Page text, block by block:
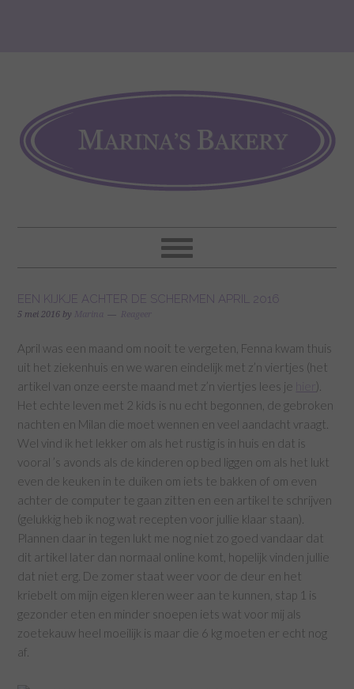
EEN KIJKJE ACHTER DE SCHERMEN APRIL 2016
5 mei 2016 by Marina Reageer
April was een maand om nooit te vergeten, Fenna kwam thuis
uit het ziekenhuis en we waren eindelijk met z’n viertjes (het
artikel van onze eerste maand met z’n viertjes lees je
).
Het echte leven met 2 kids is nu echt begonnen, de gebroken
nachten en Milan die moet wennen en veel aandacht vraagt.
Wel vind ik het lekker om als het rustig is in huis en dat is
vooral ’s avonds als de kinderen op bed liggen om als het lukt
even de keuken in te duiken om iets te bakken of om even
achter de computer te gaan zitten en een artikel te schrijven
(gelukkig heb ik nog wat recepten voor jullie klaar staan).
Plannen daar in tegen lukt me nog niet zo goed vandaar dat
dit artikel later dan normaal online komt, hopelijk vinden jullie
dat niet erg. De zomer staat weer voor de deur en het
kriebelt om mijn eigen kleren weer aan te kunnen, stap 1 is
gezonder eten en minder snoepen iets wat voor mij als
zoetekauw heel moeilijk is maar die 6 kg moeten er echt nog
af.